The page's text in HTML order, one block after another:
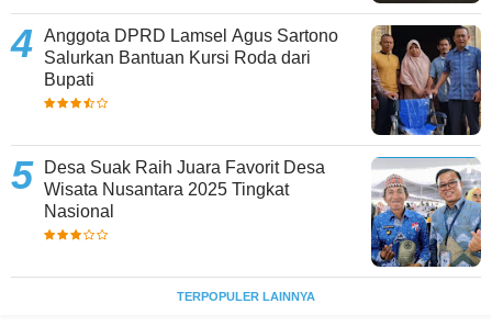
Anggota DPRD Lamsel Agus Sartono
Salurkan Bantuan Kursi Roda dari
Bupati
Desa Suak Raih Juara Favorit Desa
Wisata Nusantara 2025 Tingkat
Nasional
TERPOPULER LAINNYA